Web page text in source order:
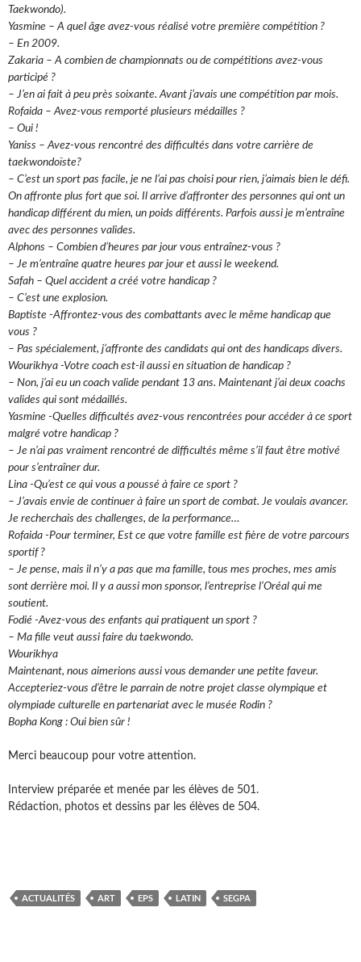
Taekwondo).
Yasmine – A quel âge avez-vous réalisé votre première compétition ?
– En 2009.
Zakaria – A combien de championnats ou de compétitions avez-vous
participé ?
– J’en ai fait à peu près soixante. Avant j’avais une compétition par mois.
Rofaida – Avez-vous remporté plusieurs médailles ?
– Oui !
Yaniss – Avez-vous rencontré des difficultés dans votre carrière de
taekwondoïste?
– C’est un sport pas facile, je ne l’ai pas choisi pour rien, j’aimais bien le défi.
On affronte plus fort que soi. Il arrive d’affronter des personnes qui ont un
handicap différent du mien, un poids différents. Parfois aussi je m’entraîne
avec des personnes valides.
Alphons – Combien d’heures par jour vous entraînez-vous ?
– Je m’entraîne quatre heures par jour et aussi le weekend.
Safah – Quel accident a créé votre handicap ?
– C’est une explosion.
Baptiste -Affrontez-vous des combattants avec le même handicap que
vous ?
– Pas spécialement, j’affronte des candidats qui ont des handicaps divers.
Wourikhya -Votre coach est-il aussi en situation de handicap ?
– Non, j’ai eu un coach valide pendant 13 ans. Maintenant j’ai deux coachs
valides qui sont médaillés.
Yasmine -Quelles difficultés avez-vous rencontrées pour accéder à ce sport
malgré votre handicap ?
– Je n’ai pas vraiment rencontré de difficultés même s’il faut être motivé
pour s’entraîner dur.
Lina -Qu’est ce qui vous a poussé à faire ce sport ?
– J’avais envie de continuer à faire un sport de combat. Je voulais avancer.
Je recherchais des challenges, de la performance…
Rofaida -Pour terminer, Est ce que votre famille est fière de votre parcours
sportif ?
– Je pense, mais il n’y a pas que ma famille, tous mes proches, mes amis
sont derrière moi. Il y a aussi mon sponsor, l’entreprise l’Oréal qui me
soutient.
Fodié -Avez-vous des enfants qui pratiquent un sport ?
– Ma fille veut aussi faire du taekwondo.
Wourikhya
Maintenant, nous aimerions aussi vous demander une petite faveur.
Accepteriez-vous d’être le parrain de notre projet classe olympique et
olympiade culturelle en partenariat avec le musée Rodin ?
Bopha Kong : Oui bien sûr !
Merci beaucoup pour votre attention.
Interview préparée et menée par les élèves de 501.
Rédaction, photos et dessins par les élèves de 504.
ACTUALITÉS ART EPS LATIN SEGPA